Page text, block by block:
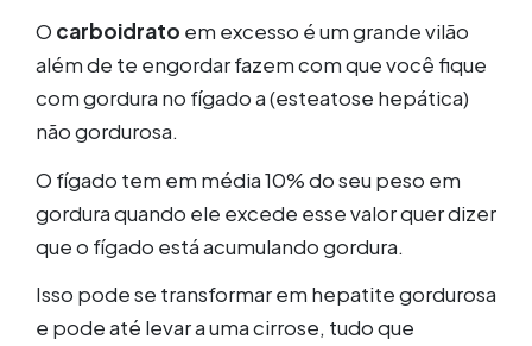
O carboidrato em excesso é um grande vilão
além de te engordar fazem com que você fique
com gordura no fígado a (esteatose hepática)
não gordurosa.
O fígado tem em média 10% do seu peso em
gordura quando ele excede esse valor quer dizer
que o fígado está acumulando gordura.
Isso pode se transformar em hepatite gordurosa
e pode até levar a uma cirrose, tudo que